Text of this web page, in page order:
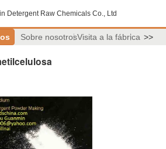
Detergent Raw Chemicals Co., Ltd
Sobre nosotrosVisita a la fábrica >>